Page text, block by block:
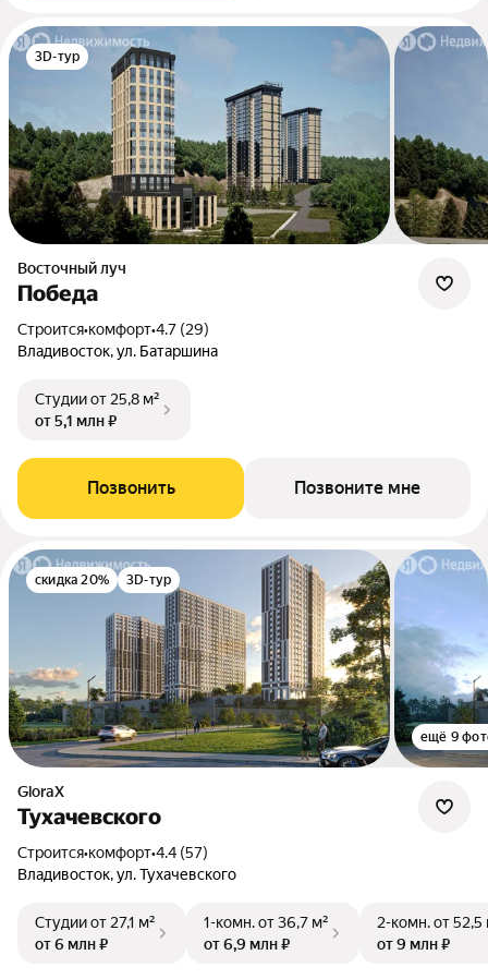
3D-тур
Восточный луч
Победа
Строится•комфорт•4.7 (29)
Владивосток, ул. Батаршина
Студииот 25,8 м²
от 5,1 млн ₽
Позвонить Позвоните мне
скидка 20% 3D-тур
ещё 9
GloraX
Тухачевского
Строится•комфорт•4.4 (57)
Владивосток, ул. Тухачевского
Студииот 27,1 м²
от 6 млн ₽
1-комн.от 36,7 м²
от 6,9 млн ₽
2-комн.от 52,5
от 9 млн ₽